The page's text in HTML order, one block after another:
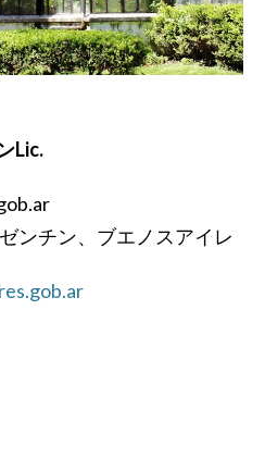
Lic.
ンチン、ブエノスアイレ